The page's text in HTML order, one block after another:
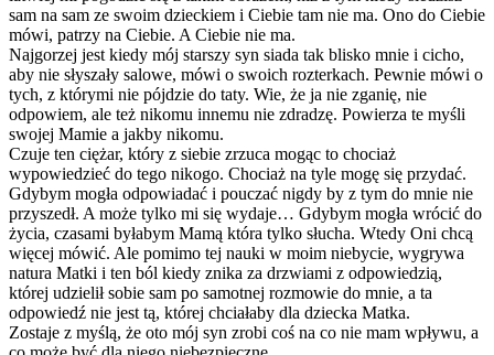
sam na sam ze swoim dzieckiem i Ciebie tam nie ma. Ono do Ciebie
mówi, patrzy na Ciebie. A Ciebie nie ma.
Najgorzej jest kiedy mój starszy syn siada tak blisko mnie i cicho,
aby nie słyszały salowe, mówi o swoich rozterkach. Pewnie mówi o
tych, z którymi nie pójdzie do taty. Wie, że ja nie zganię, nie
odpowiem, ale też nikomu innemu nie zdradzę. Powierza te myśli
swojej Mamie a jakby nikomu.
Czuje ten ciężar, który z siebie zrzuca mogąc to chociaż
wypowiedzieć do tego nikogo. Chociaż na tyle mogę się przydać.
Gdybym mogła odpowiadać i pouczać nigdy by z tym do mnie nie
przyszedł. A może tylko mi się wydaje… Gdybym mogła wrócić do
życia, czasami byłabym Mamą która tylko słucha. Wtedy Oni chcą
więcej mówić. Ale pomimo tej nauki w moim niebycie, wygrywa
natura Matki i ten ból kiedy znika za drzwiami z odpowiedzią,
której udzielił sobie sam po samotnej rozmowie do mnie, a ta
odpowiedź nie jest tą, której chciałaby dla dziecka Matka.
Zostaje z myślą, że oto mój syn zrobi coś na co nie mam wpływu, a